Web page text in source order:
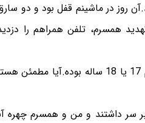
در سال 98 سرقت شد.آن روز در ماشینم قفل
همسرم، تلفن همراهم را
قاضی گفت: زمانی که اعلام سرقت کردید متهم 17
سر داشتند و من و همسرم چهره